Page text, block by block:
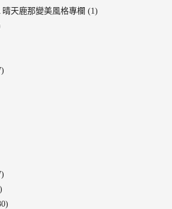
晴天鹿那變美風格專欄 (1)